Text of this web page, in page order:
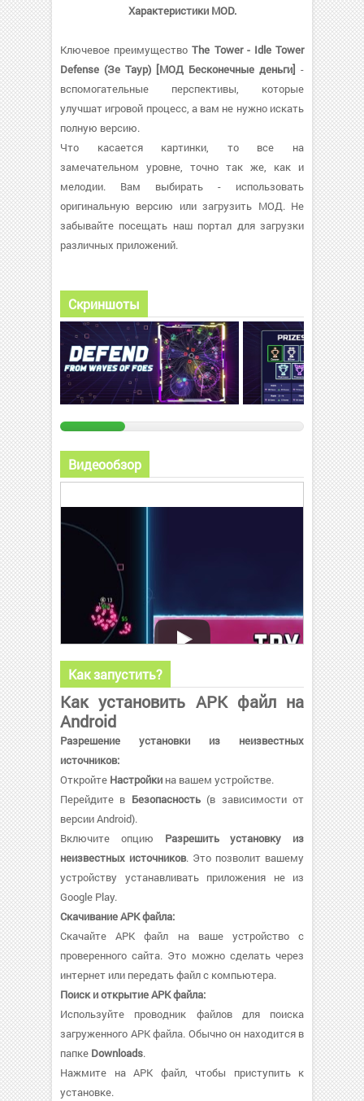
Характеристики MOD.
Ключевое преимуществоThe Tower - Idle Tower
Defense (Зе Таур) [МОД Бесконечные деньги] -
вспомогательные перспективы, которые
улучшат игровой процесс, а вам не нужно искать
полную версию.
Что касается картинки, то все на
замечательном уровне, точно так же, как и
мелодии. Вам выбирать - использовать
оригинальную версию или загрузить МОД. Не
забывайте посещать наш портал для загрузки
различных приложений.
Скриншоты
Видеообзор
Как запустить?
Как установить APK файл на
Android
Разрешение установки из неизвестных
источников:
Откройте Настройки на вашем устройстве.
Перейдите в Безопасность(в зависимости от
версии Android).
Включите опцию Разрешить установку из
неизвестных источников. Это позволит вашему
устройству устанавливать приложения не из
Google Play.
Скачивание APK файла:
Скачайте APK файл на ваше устройство с
проверенного сайта. Это можно сделать через
интернет или передать файл с компьютера.
Поиск и открытие APK файла:
Используйте проводник файлов для поиска
загруженного APK файла. Обычно он находится в
папке Downloads.
Нажмите на APK файл, чтобы приступить к
установке.